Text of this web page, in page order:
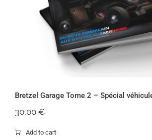
Bretzel Garage Tome 2 –
véhicules
Bretzel Garage Tome 2 – Spécial
30,00 €
Add to cart